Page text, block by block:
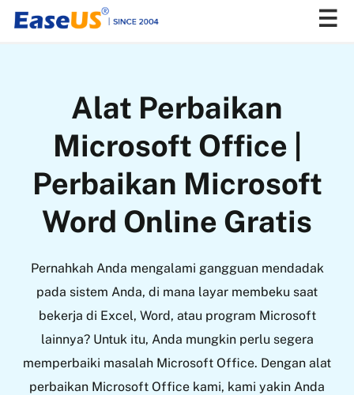
Alat Perbaikan
Microsoft Office |
Perbaikan Microsoft
Word Online Gratis
Pernahkah Anda mengalami gangguan mendadak
pada sistem Anda, di mana layar membeku saat
bekerja di Excel, Word, atau program Microsoft
lainnya? Untuk itu, Anda mungkin perlu segera
memperbaiki masalah Microsoft Office. Dengan alat
perbaikan Microsoft Office kami, kami yakin Anda